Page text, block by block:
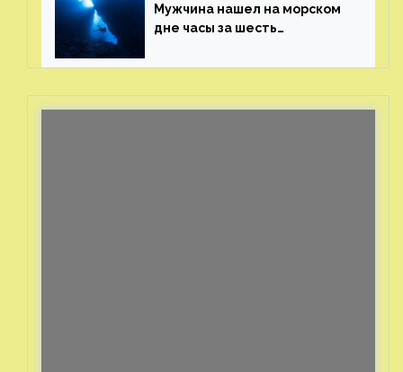
Мужчина нашел на морском
дне часы за шесть
с помощью пластиковых